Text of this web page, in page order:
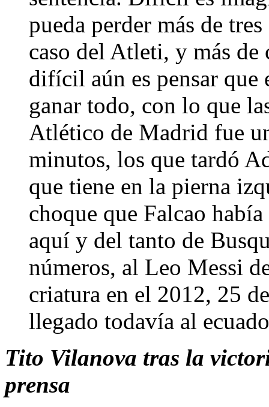
pueda perder más de
caso del Atleti, y más de
difícil aún es pensar que
ganar todo, con lo que
Atlético de Madrid fue
minutos, los que tardó
que tiene en la pierna
choque que Falcao
aquí y del tanto de
números, al Leo Messi
criatura en el 2012, 25
llegado todavía al
Tito Vilanova tras la
prensa